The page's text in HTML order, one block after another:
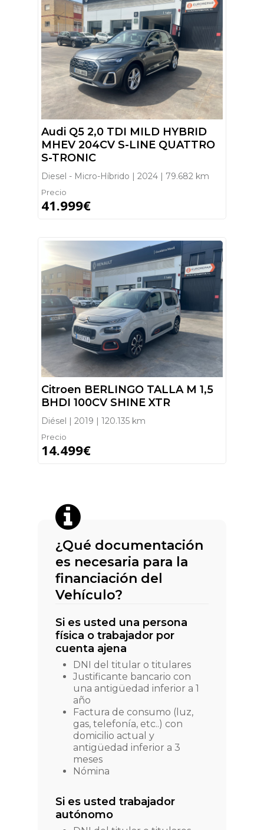
Audi Q5 2,0 TDI MILD HYBRID
MHEV 204CV S-LINE QUATTRO
S-TRONIC
Diesel - Micro-Híbrido | 2024 | 79.682 km
Precio
41.999€
Citroen BERLINGO TALLA M 1,5
BHDI 100CV SHINE XTR
Diésel | 2019 | 120.135 km
Precio
14.499€
¿Qué documentación
es necesaria para la
financiación del
Vehículo?
Si es usted una persona
física o trabajador por
cuenta ajena
DNI del titular o titulares
Justificante bancario con
una antigüedad inferior a 1
año
Factura de consumo (luz,
gas, telefonía, etc..) con
domicilio actual y
antigüedad inferior a 3
meses
Nómina
Si es usted trabajador
autónomo